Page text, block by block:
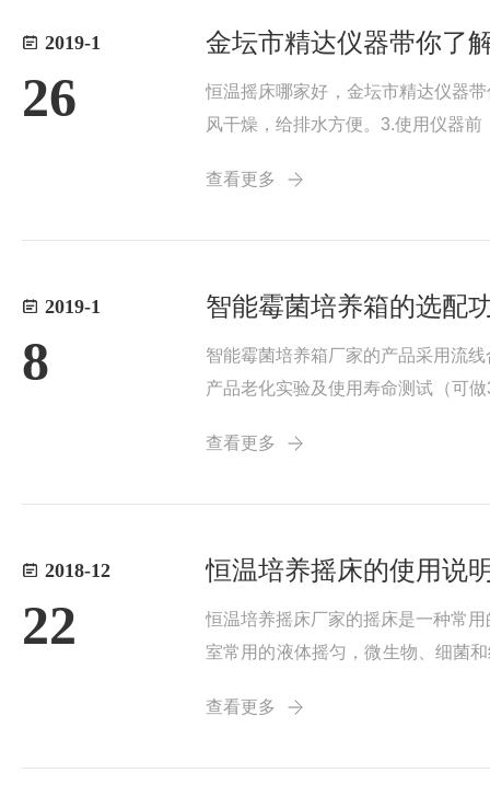
2019-1
26
金坛市精达仪器带你了
恒温摇床哪家好，金坛市精达仪器
风干燥，给排水方便。3.使用仪器
查看更多
2019-1
8
智能霉菌培养箱的选配
智能霉菌培养箱厂家的产品采用流
产品老化实验及使用寿命测试（可
设30段温湿...
查看更多
2018-12
22
恒温培养摇床的使用说
恒温培养摇床厂家的摇床是一种常
室常用的液体摇匀，微生物、细菌
度，调节旋钮...
查看更多